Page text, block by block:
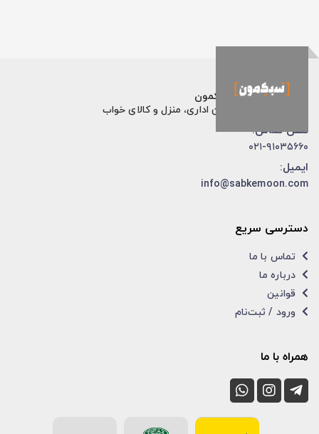
فروشگاه اینترنتی سبکمون
فروش تخصصی مبلمان اداری، منزل و کالای خواب
تلفن تماس:
۰۲۱-۹۱۰۳۵۶۶۰
ایمیل:
info@sabkemoon.com
دسترسی سریع
تماس با ما
درباره ما
قوانین
ورود / ثبت‌نام
همراه با ما